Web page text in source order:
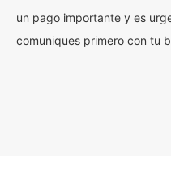
un pago importante y es
comuniques primero con tu